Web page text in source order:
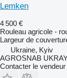
Lemken
4 500 €
Rouleau agricole -
Largeur de
Ukraine, Kyiv
AGROSNAB
Contacter le vendeur